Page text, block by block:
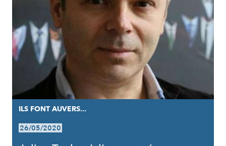
ILS FONT AUVERS...
26/05/2020